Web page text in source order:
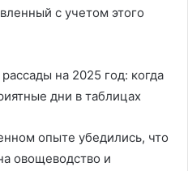
с учетом этого
опыте убедились, что
овощеводство и